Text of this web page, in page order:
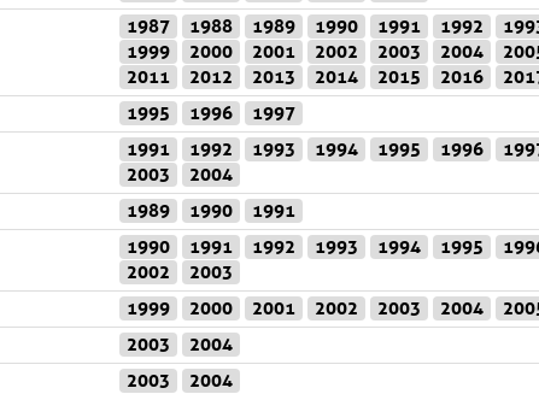
1987 1988 1989 1990 1991 1992
1999
2000 2001 2002 2003 2004
2011
2012 2013 2014 2015 2016
1995 1996
1997
1991 1992 1993 1994 1995 1996
2003
2004
1989 1990
1991
1990 1991 1992 1993 1994 1995
2002
2003
1999 2000 2001 2002 2003 2004
2003
2004
2003 2004